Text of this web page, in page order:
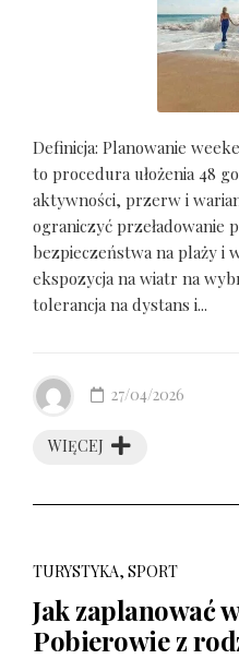
Definicja: Planowanie
to procedura ułożenia 48
aktywności, przerw i
ograniczyć przeładowanie
bezpieczeństwa na plaży i
ekspozycja na wiatr na
tolerancja na dystans i...
WIĘCEJ
27/04/2026
TURYSTYKA, SPORT
Jak zaplanować
Pobierowie z